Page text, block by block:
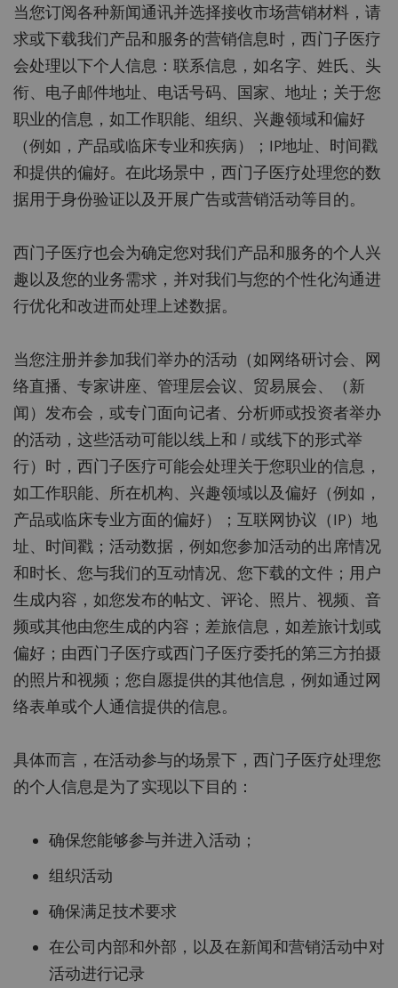
当您订阅各种新闻通讯并选择接收市场营销材料，请
求或下载我们产品和服务的营销信息时，西门子医疗
会处理以下个人信息：联系信息，如名字、姓氏、头
衔、电子邮件地址、电话号码、国家、地址；关于您
职业的信息，如工作职能、组织、兴趣领域和偏好
（例如，产品或临床专业和疾病）；IP地址、时间戳
和提供的偏好。在此场景中，西门子医疗处理您的数
据用于身份验证以及开展广告或营销活动等目的。
西门子医疗也会为确定您对我们产品和服务的个人兴
趣以及您的业务需求，并对我们与您的个性化沟通进
行优化和改进而处理上述数据。
当您注册并参加我们举办的活动（如网络研讨会、网
络直播、专家讲座、管理层会议、贸易展会、（新
闻）发布会，或专门面向记者、分析师或投资者举办
的活动，这些活动可能以线上和 / 或线下的形式举
行）时，西门子医疗可能会处理关于您职业的信息，
如工作职能、所在机构、兴趣领域以及偏好（例如，
产品或临床专业方面的偏好）；互联网协议（IP）地
址、时间戳；活动数据，例如您参加活动的出席情况
和时长、您与我们的互动情况、您下载的文件；用户
生成内容，如您发布的帖文、评论、照片、视频、音
频或其他由您生成的内容；差旅信息，如差旅计划或
偏好；由西门子医疗或西门子医疗委托的第三方拍摄
的照片和视频；您自愿提供的其他信息，例如通过网
络表单或个人通信提供的信息。
具体而言，在活动参与的场景下，西门子医疗处理您
的个人信息是为了实现以下目的：
确保您能够参与并进入活动；
组织活动
确保满足技术要求
在公司内部和外部，以及在新闻和营销活动中对
活动进行记录